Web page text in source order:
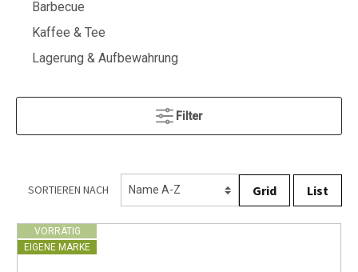
Barbecue
Kaffee & Tee
Lagerung & Aufbewahrung
Filter
SORTIEREN NACH Grid List
VORRÄTIG
EIGENE MARKE